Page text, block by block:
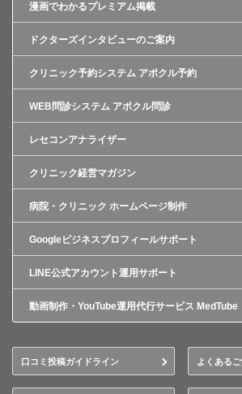
漫画でわかるプレミアム掲載
ドクターズインタビューのご案内
クリニック予約システム アポクル予約
WEB問診システム アポクル問診
レセコンアナライザー
クリニック経営マガジン
病院・クリニック ホームページ制作
Googleビジネスプロフィールサポート
LINE公式アカウント運用サポート
動画制作・YouTube運用代行サービス MedTube
口コミ投稿ガイドライン よくある